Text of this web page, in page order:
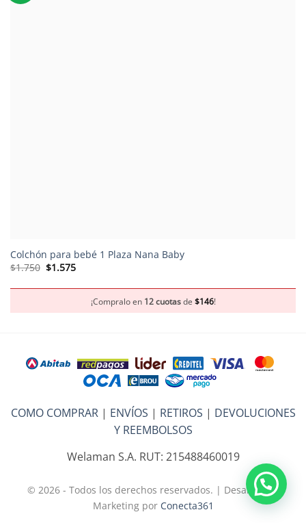
Colchón para bebé 1 Plaza Nana Baby
$1.750 El
precio
era:
$1.575El
precio
es:
$1.575.
¡Compralo en 12 cuotasde $146!
COMO COMPRAR| ENVÍOS | RETIROS | DEVOLUCIONES
Y REEMBOLSOS
Welaman S.A. RUT: 215488460019
© 2026 - Todos los derechos reservados. | Desarrollo y
Marketing por Conecta361